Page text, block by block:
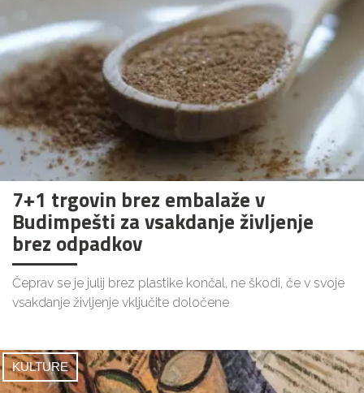
7+1 trgovin brez embalaže v
Budimpešti za vsakdanje življenje
brez odpadkov
Čeprav se je julij brez plastike končal, ne škodi, če v svoje
vsakdanje življenje vključite določene
KULTURE